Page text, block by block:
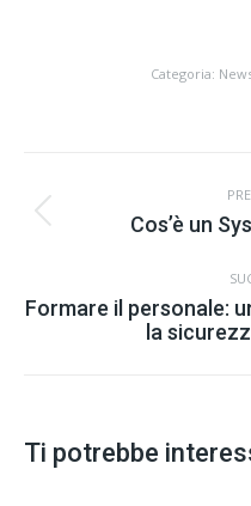
Categoria:
di
navigazione
Cos’è un
Formare il personale:
la
Ti potrebbe